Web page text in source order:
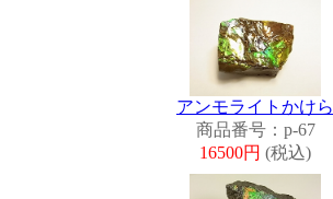
アンモライトかけら
商品番号：p-67
16500円 (税込)